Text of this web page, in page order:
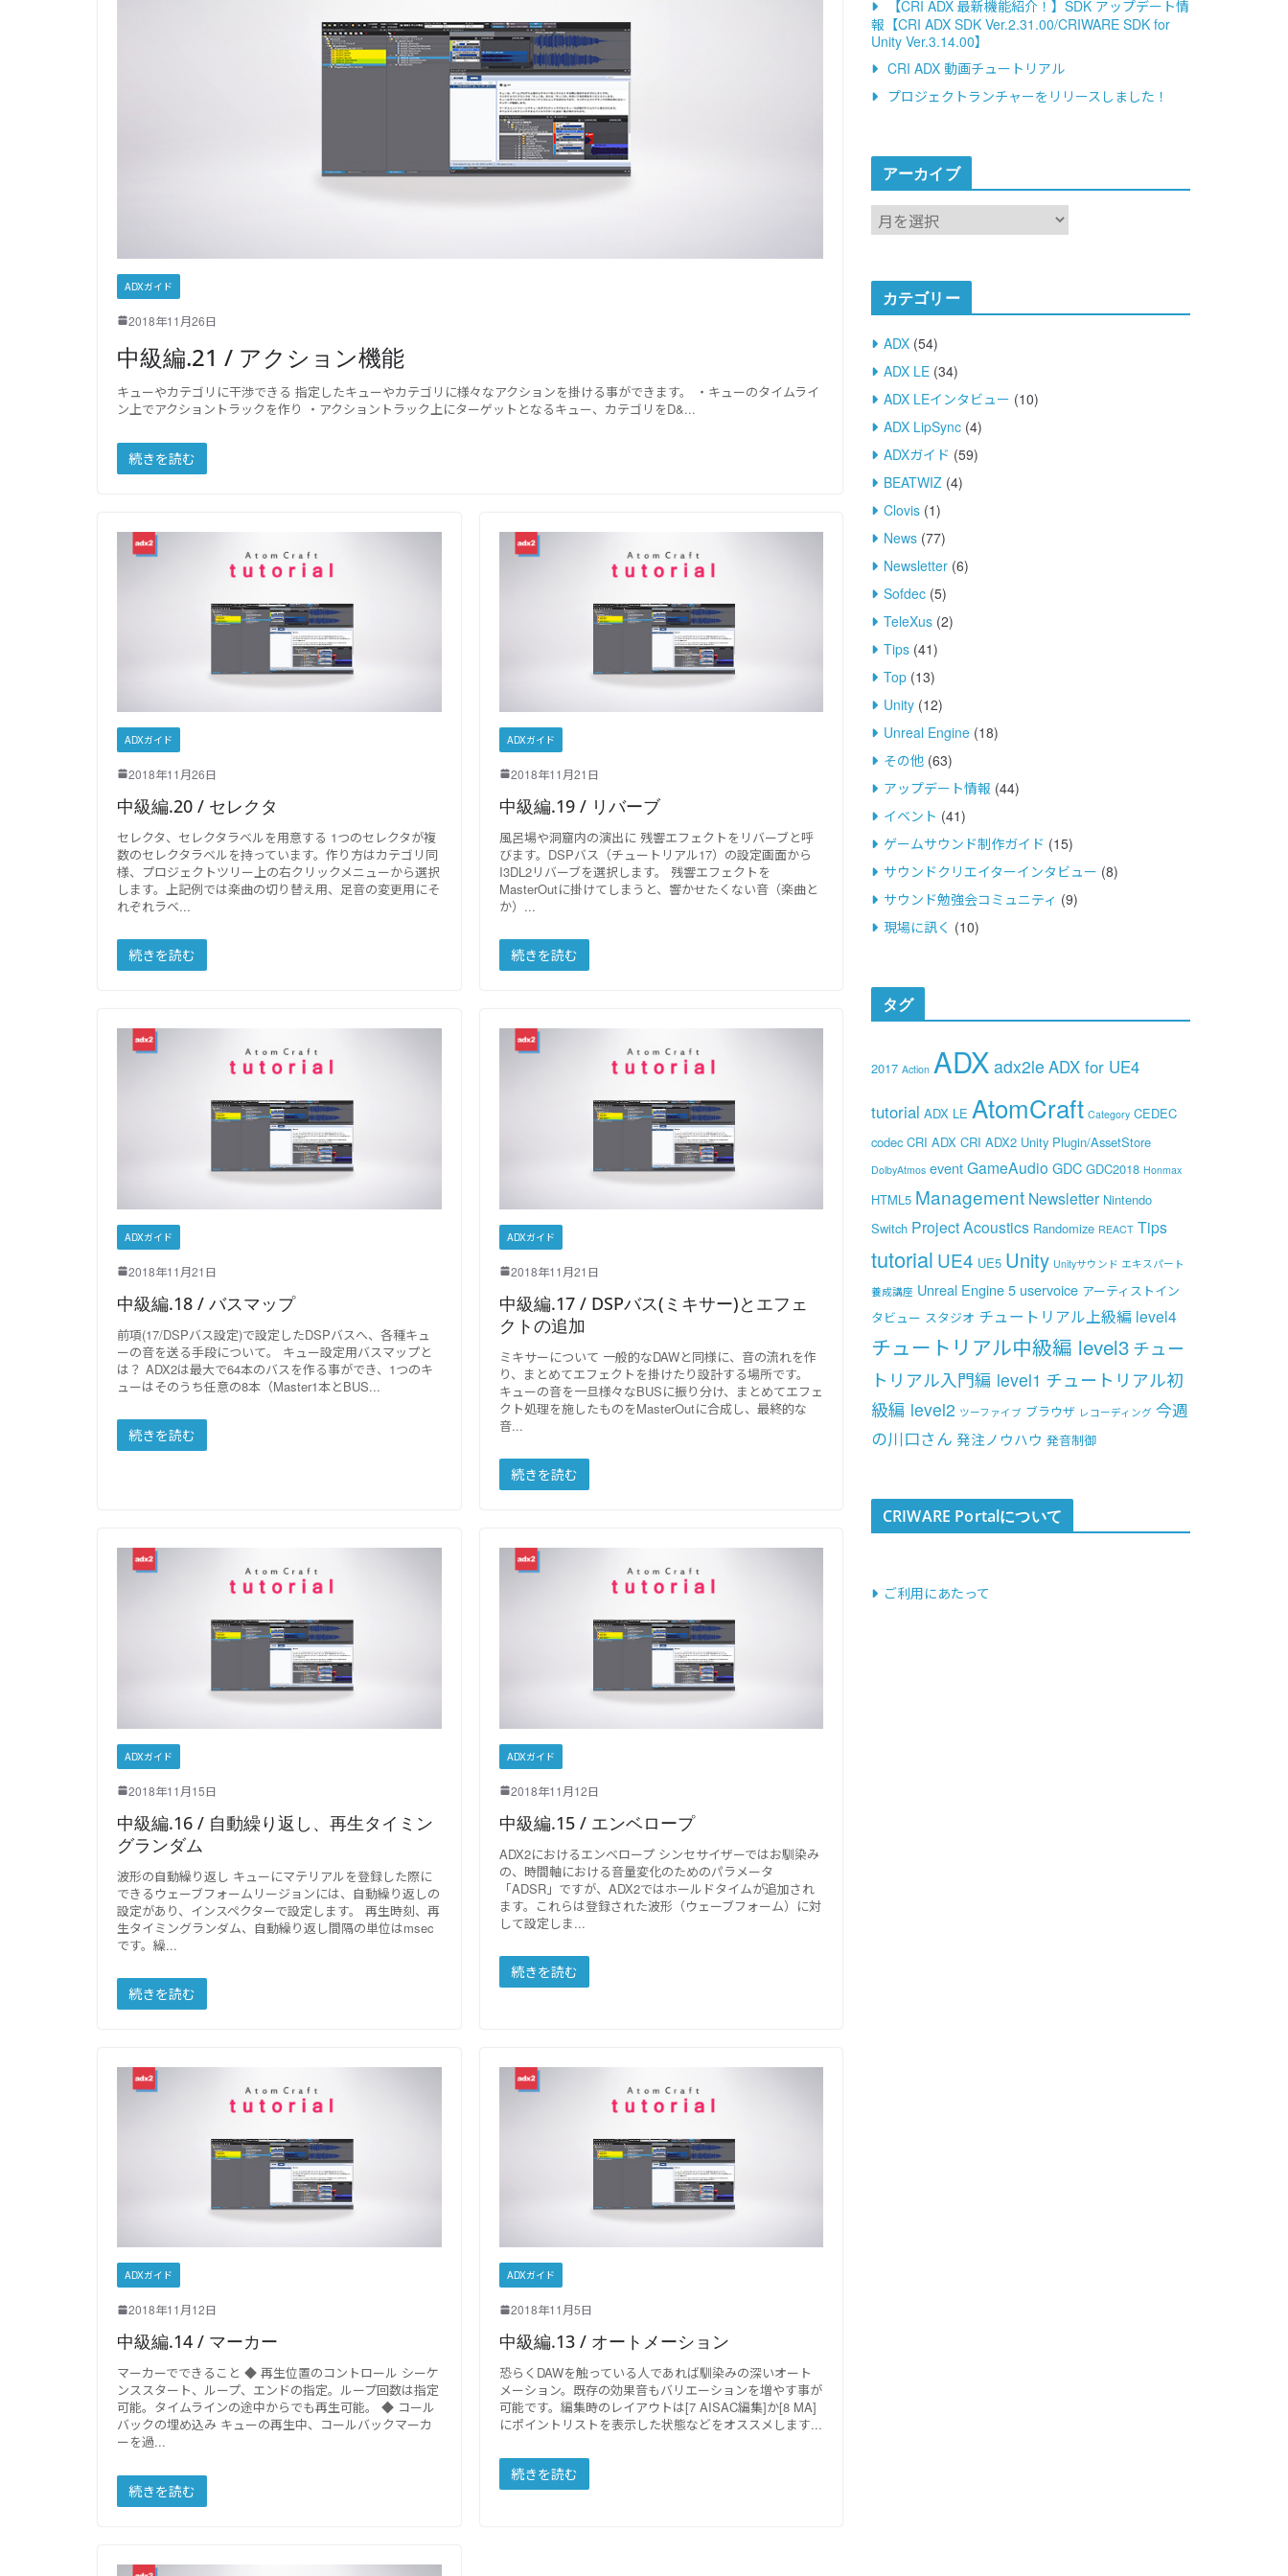
ADXガイド
2018年11月26日
中級編.21 / アクション機能
キューやカテゴリに干渉できる 指定したキューやカテゴリに様々なアクションを掛ける事ができます。 ・キューのタイムライ
ン上でアクショントラックを作り ・アクショントラック上にターゲットとなるキュー、カテゴリをD&
続きを読む
ADXガイド
2018年11月26日
中級編.20 / セレクタ
セレクタ、セレクタラベルを用意する 1つのセレクタが複
数のセレクタラベルを持っています。作り方はカテゴリ同
様、プロジェクトツリー上の右クリックメニューから選択
します。上記例では楽曲の切り替え用、足音の変更用にそ
れぞれラベ
続きを読む
ADXガイド
2018年11月21日
中級編.19 / リバーブ
風呂場や洞窟内の演出に 残響エフェクトをリバーブと呼
びます。DSPバス（チュートリアル17）の設定画面から
I3DL2リバーブを選択します。 残響エフェクトを
MasterOutに掛けてしまうと、響かせたくない音（楽曲と
か）
続きを読む
ADXガイド
2018年11月21日
中級編.18 / バスマップ
前項(17/DSPバス設定)で設定したDSPバスへ、各種キュ
ーの音を送る手段について。 キュー設定用バスマップと
は？ ADX2は最大で64本のバスを作る事ができ、1つのキ
ューはそのうち任意の8本（Master1本とBUS
続きを読む
ADXガイド
2018年11月21日
中級編.17 / DSPバス(ミキサー)とエフェ
クトの追加
ミキサーについて 一般的なDAWと同様に、音の流れを作
り、まとめてエフェクトを掛けたり設計する場所です。
キューの音を一旦様々なBUSに振り分け、まとめてエフェ
クト処理を施したものをMasterOutに合成し、最終的な
音
続きを読む
ADXガイド
2018年11月15日
中級編.16 / 自動繰り返し、再生タイミン
グランダム
波形の自動繰り返し キューにマテリアルを登録した際に
できるウェーブフォームリージョンには、自動繰り返しの
設定があり、インスペクターで設定します。 再生時刻、再
生タイミングランダム、自動繰り返し間隔の単位はmsec
です。繰
続きを読む
ADXガイド
2018年11月12日
中級編.15 / エンベロープ
ADX2におけるエンベロープ シンセサイザーではお馴染み
の、時間軸における音量変化のためのパラメータ
「ADSR」ですが、ADX2ではホールドタイムが追加され
ます。これらは登録された波形（ウェーブフォーム）に対
して設定しま
続きを読む
ADXガイド
2018年11月12日
中級編.14 / マーカー
マーカーでできること ◆ 再生位置のコントロール シーケ
ンススタート、ループ、エンドの指定。ループ回数は指定
可能。タイムラインの途中からでも再生可能。 ◆ コール
バックの埋め込み キューの再生中、コールバックマーカ
ーを過
続きを読む
ADXガイド
2018年11月5日
中級編.13 / オートメーション
恐らくDAWを触っている人であれば馴染みの深いオート
メーション。既存の効果音もバリエーションを増やす事が
可能です。編集時のレイアウトは[7 AISAC編集]か[8 MA]
にポイントリストを表示した状態などをオススメします
続きを読む
【CRI ADX 最新機能紹介！】SDK アップデート情
報【CRI ADX SDK Ver.2.31.00/CRIWARE SDK for
Unity Ver.3.14.00】
CRI ADX 動画チュートリアル
プロジェクトランチャーをリリースしました！
アーカイブ
ア
ー
イ
ブ
カテゴリー
ADX (54)
ADX LE (34)
ADX LEインタビュー (10)
ADX LipSync (4)
ADXガイド (59)
BEATWIZ (4)
Clovis (1)
News (77)
Newsletter (6)
Sofdec (5)
TeleXus (2)
Tips (41)
Top (13)
Unity (12)
Unreal Engine (18)
その他 (63)
アップデート情報 (44)
イベント (41)
ゲームサウンド制作ガイド (15)
サウンドクリエイターインタビュー (8)
サウンド勉強会コミュニティ (9)
現場に訊く (10)
タグ
2017 Action ADX adx2le ADX for UE4
tutorial ADX LE AtomCraft Category CEDEC
codec CRI ADX CRI ADX2 Unity Plugin/AssetStore
DolbyAtmos eventGameAudio GDC GDC2018 Honmax
HTML5 Management Newsletter Nintendo
Switch Project Acoustics Randomize REACT Tips
tutorial UE4 UE5 Unity Unityサウンド エキスパート
養成講座 Unreal Engine 5 uservoice アーティストイン
タビュー スタジオ チュートリアル上級編 level4
チュートリアル中級編 level3 チュー
トリアル入門編 level1 チュートリアル初
級編 level2 ツーファイブ ブラウザ レコーディング 今週
の川口さん 発注ノウハウ 発音制御
CRIWARE Portalについて
ご利用にあたって